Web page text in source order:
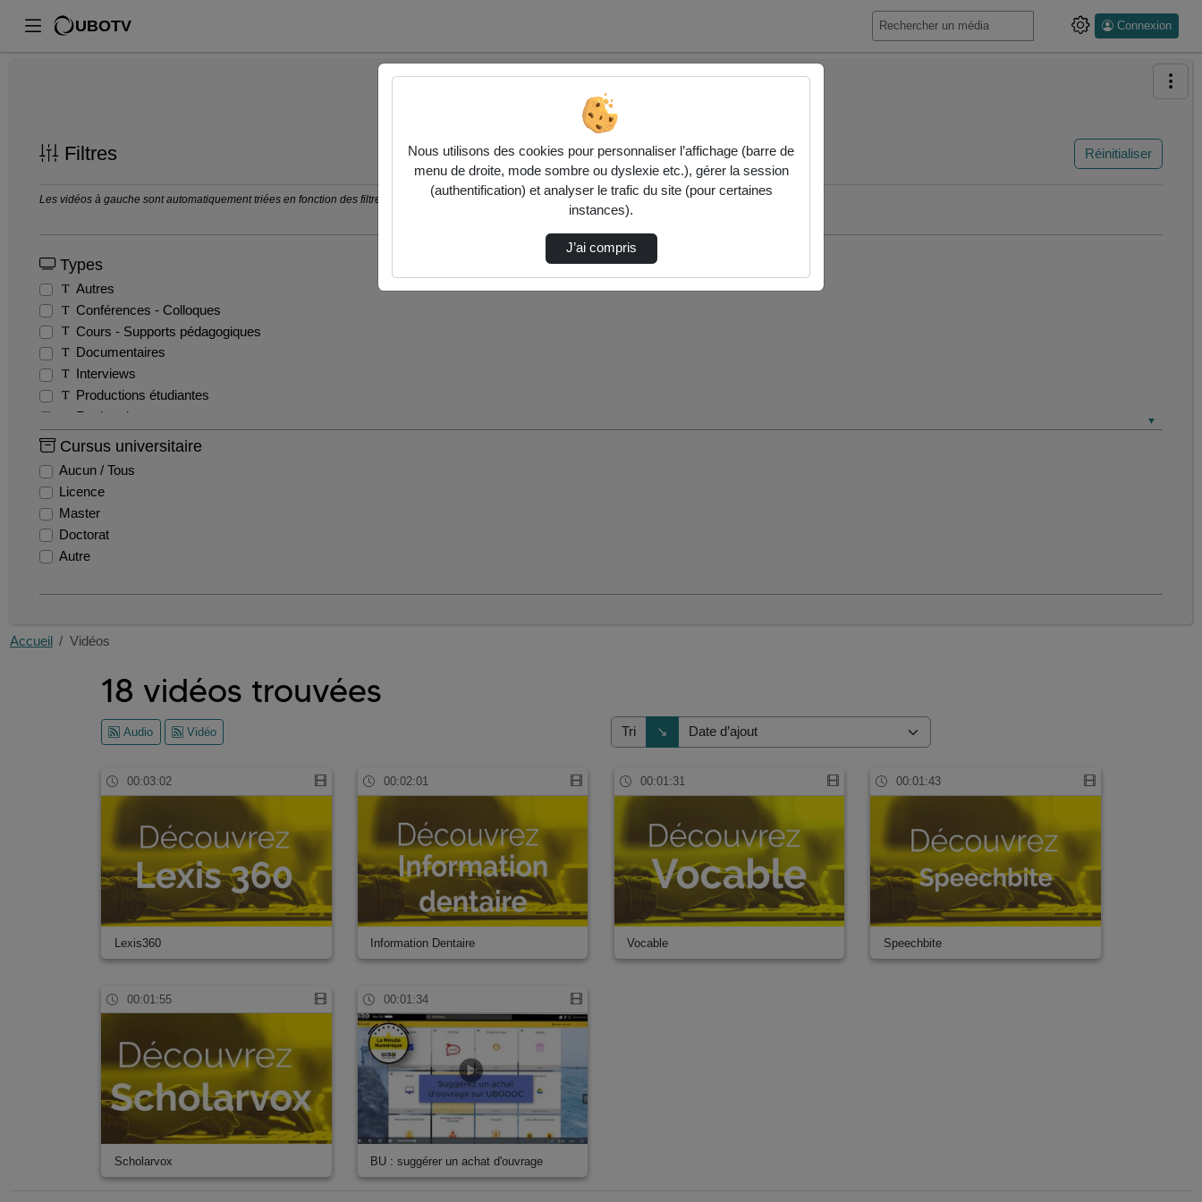
UBOTV Connexion
Filtres Réinitialiser
Les vidéos à gauche sont automatiquement triées en fonction des filtres sélectionnés ci-dessous. Vérifiez les options pour ajuster les résultats.
Types
Autres
Conférences - Colloques
Cours - Supports pédagogiques
Documentaires
Interviews
Productions étudiantes
Recherche
Reportages - Evénements
Cursus universitaire
Aucun / Tous
Licence
Master
Doctorat
Autre
Accueil Vidéos
18 vidéos trouvées
Audio Vidéo Tri ↘
Direction de tri
00:03:02
Lexis360
00:02:01
Information Dentaire
00:01:31
Vocable
00:01:43
Speechbite
00:01:55
Scholarvox
00:01:34
BU : suggérer un achat d'ouvrage
Nous utilisons des cookies pour personnaliser l’affichage (barre de
menu de droite, mode sombre ou dyslexie etc.), gérer la session
(authentification) et analyser le trafic du site (pour certaines
instances).
J’ai compris